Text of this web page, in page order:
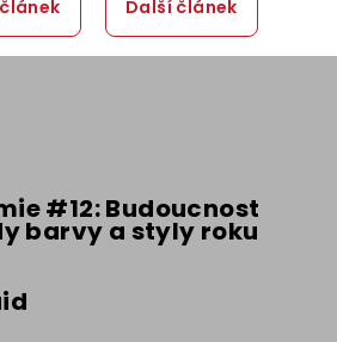
Další článek
#12: Budoucnost
barvy a styly roku